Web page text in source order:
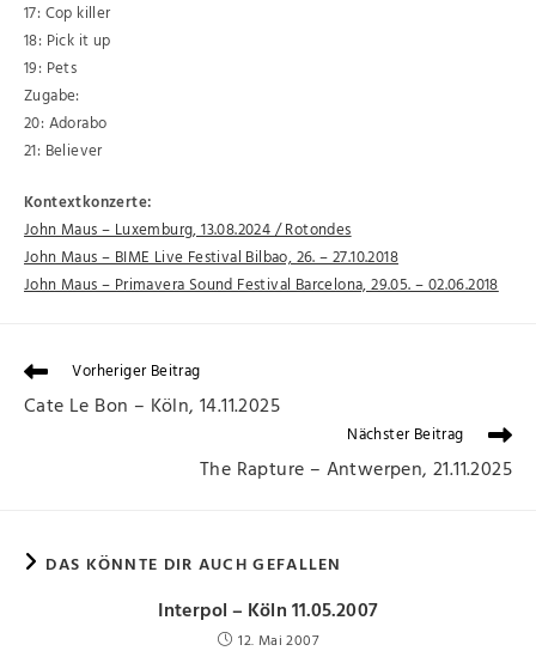
17: Cop killer
18: Pick it up
19: Pets
Zugabe:
20: Adorabo
21: Believer
Kontextkonzerte:
John Maus – Luxemburg, 13.08.2024 / Rotondes
John Maus – BIME Live Festival Bilbao, 26. – 27.10.2018
John Maus – Primavera Sound Festival Barcelona, 29.05. – 02.06.2018
Vorheriger Beitrag
Cate Le Bon – Köln, 14.11.2025
Nächster Beitrag
The Rapture – Antwerpen, 21.11.2025
DAS KÖNNTE DIR AUCH GEFALLEN
Interpol – Köln 11.05.2007
12. Mai 2007